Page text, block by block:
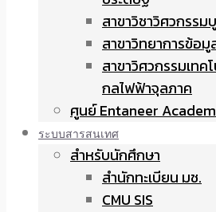
สาขาวิชาวิศวกรร
สาขาวิทยาการข้อมู
สาขาวิศวกรรมเทค
กลไฟฟ้าจุลภาค
ศูนย์ Entaneer
ระบบสารสนเทศ
สำหรับนักศึกษา
สำนักทะเบียน มช.
CMU SIS